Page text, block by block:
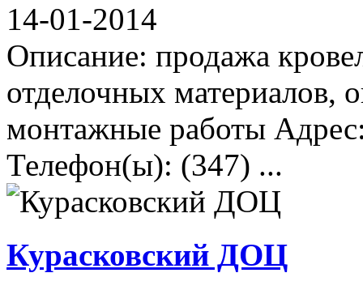
14-01-2014
Описание: продажа
отделочных материалов,
монтажные работы
Телефон(ы): (347) ...
Курасковский ДОЦ